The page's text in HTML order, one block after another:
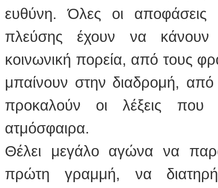
ευθύνη. Όλες οι
πλεύσης έχουν να
κοινωνική πορεία, από τους
μπαίνουν στην διαδρομή,
προκαλούν οι λέξεις που
ατμόσφαιρα.
Θέλει μεγάλο αγώνα να
πρώτη γραμμή, να